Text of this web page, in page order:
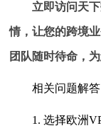
立即访问天
情，让您的跨境
团队随时待命，
相关问题解答
1. 选择欧洲